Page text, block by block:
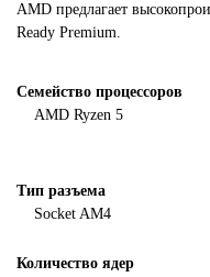
AMD предлагает
Ready Premium.
Семейство процессоров
AMD Ryzen 5
Тип разъема
Socket AM4
Количество ядер